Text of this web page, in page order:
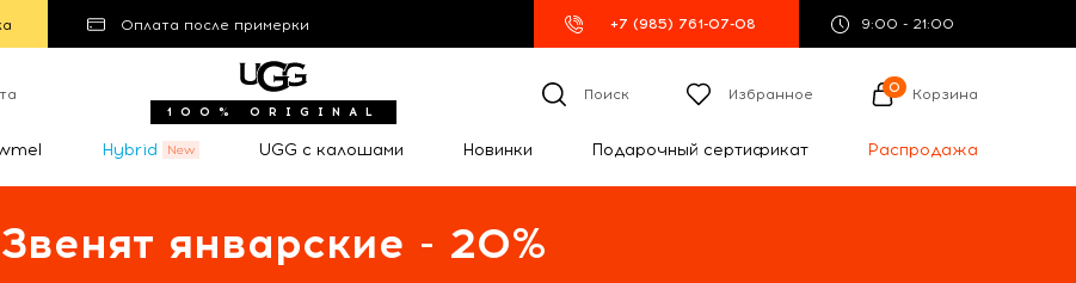
Оплата после примерки +7 (985) 761-07-08 9:00 - 21:00
100% ORIGINAL
Поиск Избранное 0 Корзина
Hybrid UGG с калошами Новинки Подарочный сертификат Распродажа
Звенят январские - 20%